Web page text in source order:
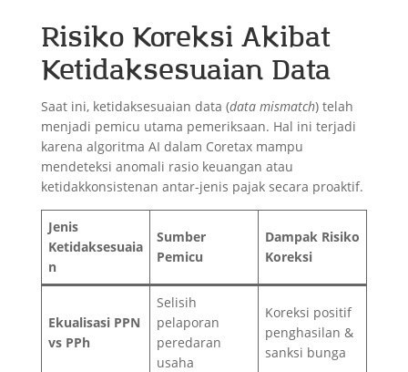
Risiko Koreksi Akibat
Ketidaksesuaian Data
Saat ini, ketidaksesuaian data (data mismatch) telah
menjadi pemicu utama pemeriksaan. Hal ini terjadi
karena algoritma AI dalam Coretax mampu
mendeteksi anomali rasio keuangan atau
ketidakkonsistenan antar-jenis pajak secara proaktif.
Jenis
Ketidaksesuaia
n
Sumber
Pemicu
Dampak Risiko
Koreksi
Ekualisasi PPN
vs PPh
Selisih
pelaporan
peredaran
usaha
Koreksi positif
penghasilan &
sanksi bunga